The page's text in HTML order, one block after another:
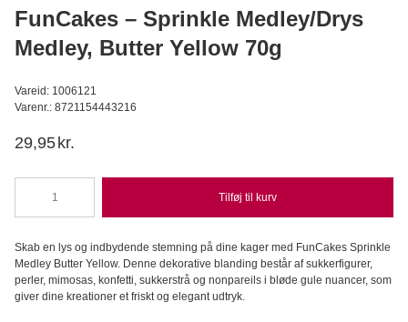
FunCakes – Sprinkle Medley/Drys
Medley, Butter Yellow 70g
Vareid: 1006121
Varenr.: 8721154443216
29,95 kr.
FunCakes
-
Medley/Drys
Medley,
Butter
Yellow
Tilføj til kurv
Skab en lys og indbydende stemning på dine kager med FunCakes Sprinkle
Medley Butter Yellow. Denne dekorative blanding består af sukkerfigurer,
perler, mimosas, konfetti, sukkerstrå og nonpareils i bløde gule nuancer, som
giver dine kreationer et friskt og elegant udtryk.